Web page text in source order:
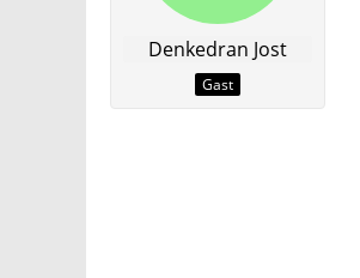
Denkedran Jost
Gast